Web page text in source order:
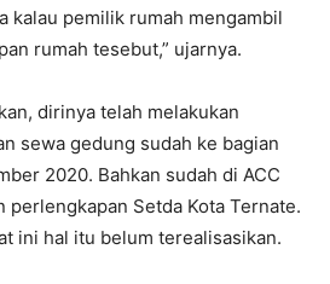
kalau pemilik rumah mengambil
rumah tesebut,” ujarnya.
dirinya telah melakukan
sewa gedung sudah ke bagian
2020. Bahkan sudah di ACC
perlengkapan Setda Kota Ternate.
ini hal itu belum terealisasikan.